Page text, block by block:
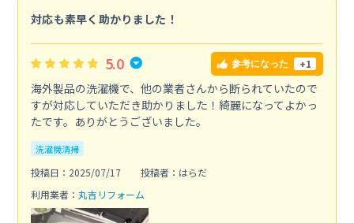
対応も素早く助かりました！
5.0 参考になった +1
海外製品の洗濯機で、他の業者さんから断られていたので
すが対応していただき助かりました！綺麗になってよかっ
たです。ありがとうございました。
洗濯機清掃
投稿日：2025/07/17
投稿者：はらだ
利用業者： 丸吉リフォーム